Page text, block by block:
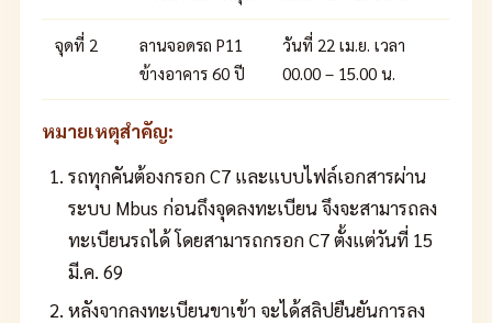
จุดที่ 2
ลานจอดรถ P11
ข้างอาคาร 60 ปี
วันที่ 22 เม.ย. เวลา
00.00 – 15.00 น.
หมายเหตุสำคัญ:
รถทุกคันต้องกรอก C7 และแบบไฟล์เอกสารผ่าน
ระบบ Mbus ก่อนถึงจุดลงทะเบียน จึงจะสามารถลง
ทะเบียนรถได้ โดยสามารถกรอก C7 ตั้งแต่วันที่ 15
มี.ค. 69
หลังจากลงทะเบียนขาเข้า จะได้สลิปยืนยันการลง